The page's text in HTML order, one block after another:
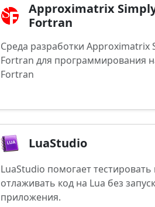
Approximatrix
Fortran
Среда разработки Approximatrix
Fortran для программирования
Fortran
LuaStudio
LuaStudio помогает тестировать
отлаживать код на Lua без
приложения.